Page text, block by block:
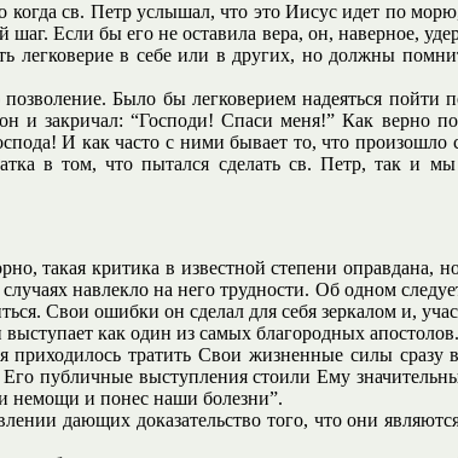
св. Петр услышал, что это Иисус идет по
Если бы его не оставила вера, он, наверное,
легковерие в себе или в других, но должны
Было бы легковерием надеяться пойти
и закричал: “Господи! Спаси меня!” Как верно
И как часто с ними бывает то, что
в том, что пытался сделать св. Петр, так и
такая критика в известной степени оправдана,
навлекло на него трудности. Об одном
Свои ошибки он сделал для себя зеркалом и,
как один из самых благородных
тратить Свои жизненные силы сразу
публичные выступления стоили Ему
немощи и понес наши болезни”.
дающих доказательство того, что они